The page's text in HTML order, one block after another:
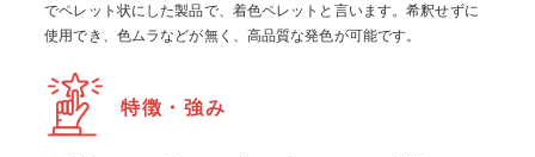
でペレット状にした製品で、着色ペレットと言います。希釈せずに
使用でき、色ムラなどが無く、高品質な発色が可能です。
特徴・強み